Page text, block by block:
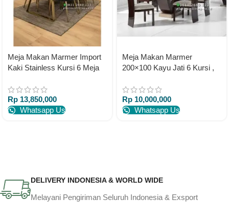
Meja Makan Marmer Import
Kaki Stainless Kursi 6 Meja
Rp 13,850,000
Whatsapp Us
Meja Makan Marmer
200×100 Kayu Jati 6 Kursi ,
Rp 10,000,000
Whatsapp Us
DELIVERY INDONESIA & WORLD WIDE
Melayani Pengiriman Seluruh Indonesia & Exsport